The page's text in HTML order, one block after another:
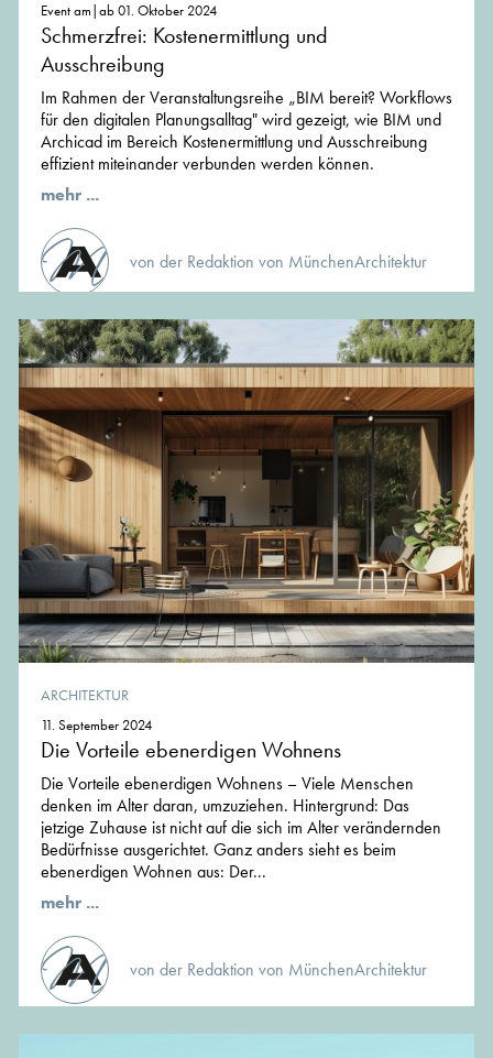
Event am|ab 01. Oktober 2024
Schmerzfrei: Kostenermittlung und
Ausschreibung
Im Rahmen der Veranstaltungsreihe „BIM bereit? Workflows
für den digitalen Planungsalltag" wird gezeigt, wie BIM und
Archicad im Bereich Kostenermittlung und Ausschreibung
effizient miteinander verbunden werden können.
mehr ...
von der Redaktion von MünchenArchitektur
ARCHITEKTUR
11. September 2024
Die Vorteile ebenerdigen Wohnens
Die Vorteile ebenerdigen Wohnens – Viele Menschen
denken im Alter daran, umzuziehen. Hintergrund: Das
jetzige Zuhause ist nicht auf die sich im Alter verändernden
Bedürfnisse ausgerichtet. Ganz anders sieht es beim
ebenerdigen Wohnen aus: Der...
mehr ...
von der Redaktion von MünchenArchitektur